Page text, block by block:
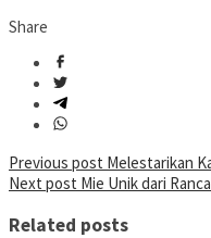
Share
Post
navigation
Previous post Melestarikan
Next post Mie Unik dari
Related posts